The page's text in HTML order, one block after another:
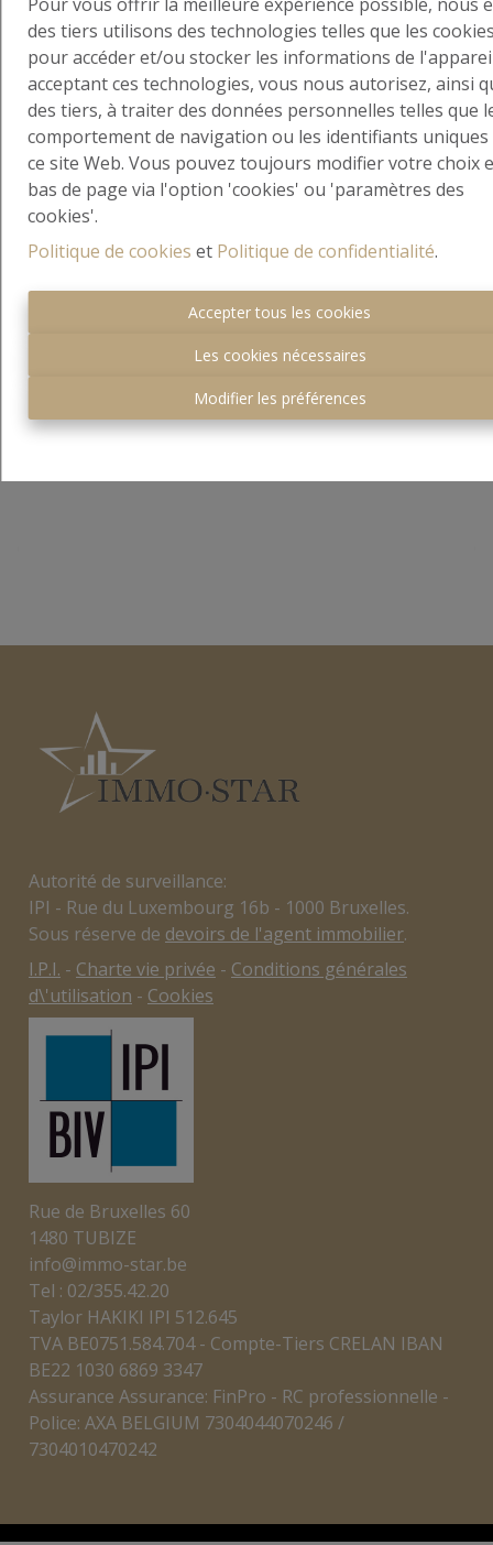
des tiers utilisons des technologies telles que les
pour accéder et/ou stocker les informations de
acceptant ces technologies, vous nous autorisez, ainsi
des tiers, à traiter des données personnelles telles que
comportement de navigation ou les identifiants
ce site Web. Vous pouvez toujours modifier votre choix
bas de page via l'option 'cookies' ou 'paramètres des
cookies'.
Politique de cookies et Politique de confidentialité.
Accepter tous les cookies
Les cookies nécessaires
Modifier les préférences
8-7-2026
Nous ne pouvions pas rêver d’une
meilleure expérience ! La maison a
été vendue en moins de deux
semaines, et à un prix encore
supérieur à nos attentes. Dès le
premier contact, Taylor s’est montré
extrêmement réactif, professionnel
Autorité de surveillance:
IPI - Rue du Luxembourg 16b - 1000 Bruxelles.
Sous réserve de devoirs de l'agent immobilier.
I.P.I. - Charte vie privée - Conditions générales
d\'utilisation - Cookies
Rue de Bruxelles 60
1480 TUBIZE
info@immo-star.be
Tel : 02/355.42.20
Taylor HAKIKI IPI 512.645
TVA BE0751.584.704 - Compte-Tiers CRELAN IBAN
BE22 1030 6869 3347
Assurance Assurance: FinPro - RC professionnelle -
Police: AXA BELGIUM 7304044070246 /
7304010470242